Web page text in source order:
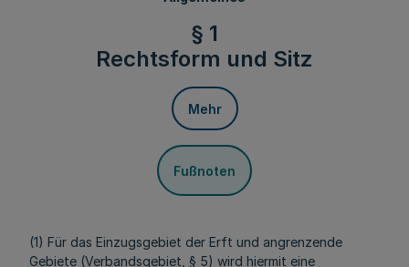
§ 1
Rechtsform und Sitz
Mehr
Fußnoten
(1) Für das Einzugsgebiet der Erft und angrenzende
Gebiete (Verbandsgebiet, § 5) wird hiermit eine